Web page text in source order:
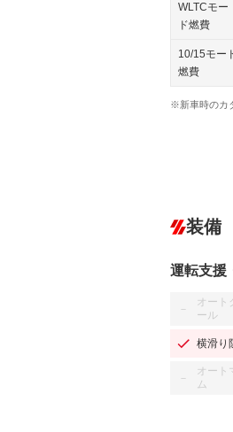
WLTCモー
ド燃費
10/15モー
燃費
※新車時のカ
装備
運転支援
－
オート
ール
横滑り
－
オート
ム